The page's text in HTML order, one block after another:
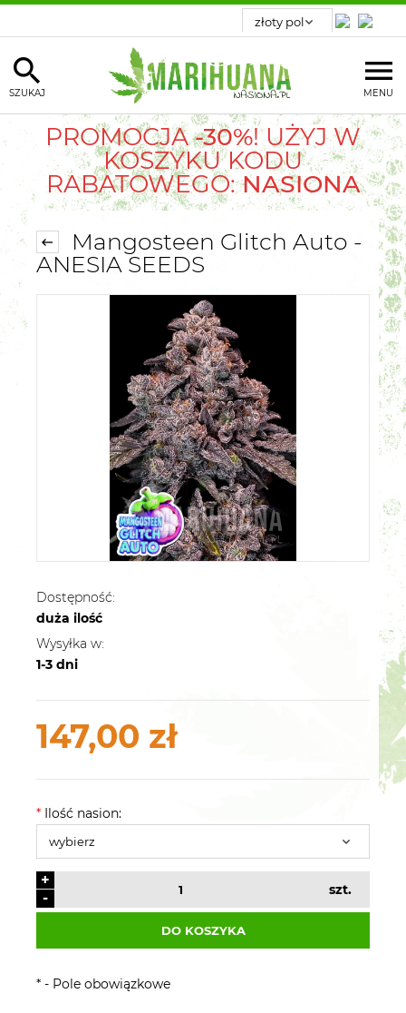
MENU
SZUKAJ
PROMOCJA-30%! UŻYJ W
KOSZYKU KODU
RABATOWEGO:NASIONA
Mangosteen Glitch Auto -
ANESIA SEEDS
Dostępność:
duża ilość
Wysyłka w:
1-3 dni
147,00 zł
* Ilość nasion:
-
+
szt.
DO KOSZYKA
* - Pole obowiązkowe